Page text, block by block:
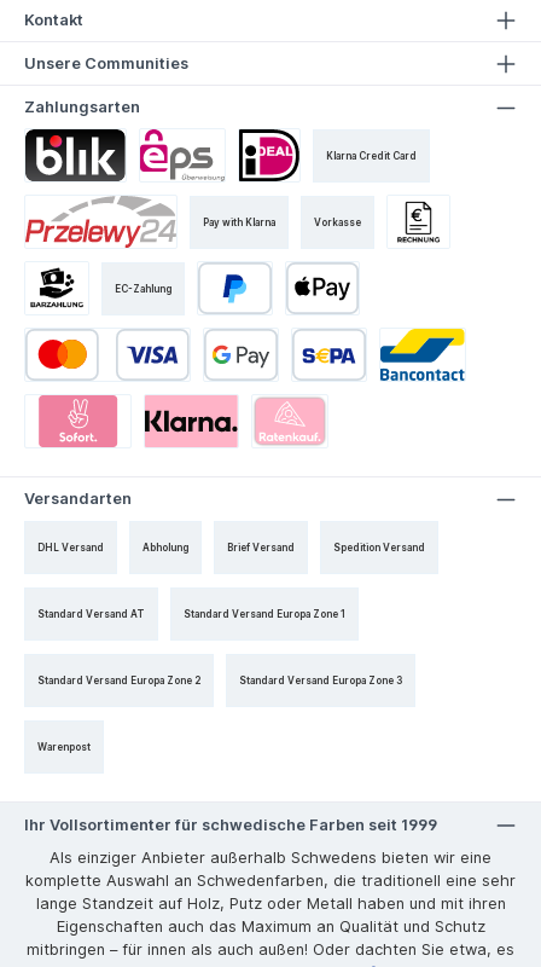
Kontakt
Unsere Communities
Zahlungsarten
Klarna Credit Card
Pay with Klarna Vorkasse
EC-Zahlung
Versandarten
DHL Versand Abholung Brief Versand Spedition Versand
Standard Versand AT Standard Versand Europa Zone 1
Standard Versand Europa Zone 2 Standard Versand Europa Zone 3
Warenpost
Ihr Vollsortimenter für schwedische Farben seit 1999
Als einziger Anbieter außerhalb Schwedens bieten wir eine
komplette Auswahl an Schwedenfarben, die traditionell eine sehr
lange Standzeit auf Holz, Putz oder Metall haben und mit ihren
Eigenschaften auch das Maximum an Qualität und Schutz
mitbringen – für innen als auch außen! Oder dachten Sie etwa, es